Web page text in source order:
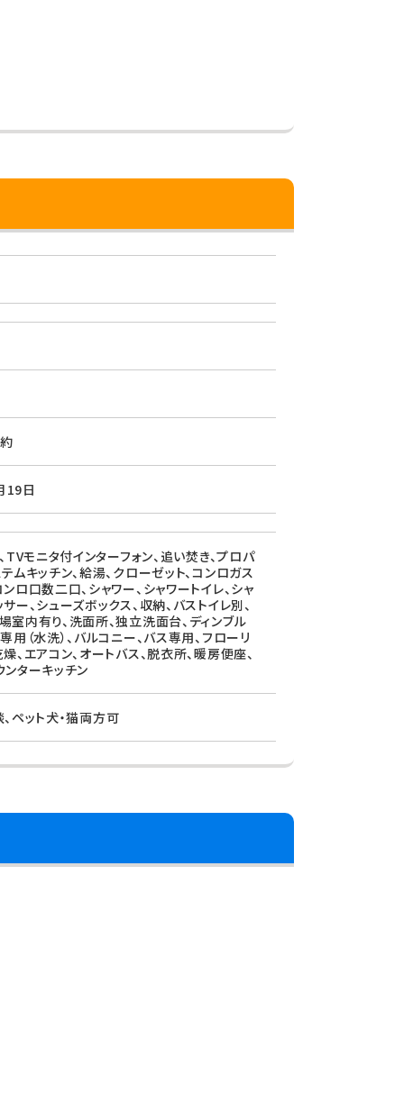
19日
TVモニタ付インターフォン、追い焚き、プロパ
ムキッチン、給湯、クローゼット、コンロガス
ロ口数二口、シャワー、シャワートイレ、シャ
ー、シューズボックス、収納、バストイレ別、
室内有り、洗面所、独立洗面台、ディンブル
用（水洗）、バルコニー、バス専用、フローリ
、エアコン、オートバス、脱衣所、暖房便座、
ンターキッチン
ペット犬・猫両方可